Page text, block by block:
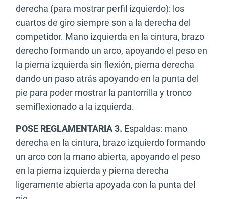
derecha (para mostrar perfil izquierdo): los
cuartos de giro siempre son a la derecha del
competidor. Mano izquierda en la cintura, brazo
derecho formando un arco, apoyando el peso en
la pierna izquierda sin flexión, pierna derecha
dando un paso atrás apoyando en la punta del
pie para poder mostrar la pantorrilla y tronco
semiflexionado a la izquierda.
POSE REGLAMENTARIA 3. Espaldas: mano
derecha en la cintura, brazo izquierdo formando
un arco con la mano abierta, apoyando el peso
en la pierna izquierda y pierna derecha
ligeramente abierta apoyada con la punta del